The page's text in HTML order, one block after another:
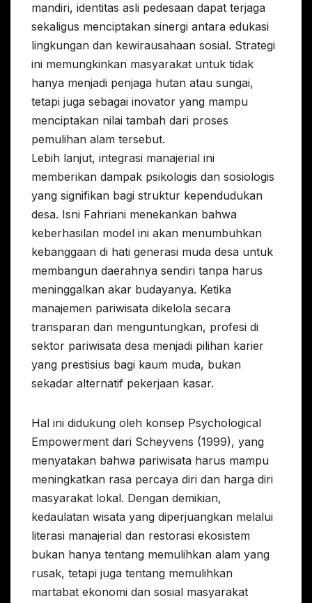
mandiri, identitas asli pedesaan dapat terjaga
sekaligus menciptakan sinergi antara edukasi
lingkungan dan kewirausahaan sosial. Strategi
ini memungkinkan masyarakat untuk tidak
hanya menjadi penjaga hutan atau sungai,
tetapi juga sebagai inovator yang mampu
menciptakan nilai tambah dari proses
pemulihan alam tersebut.
Lebih lanjut, integrasi manajerial ini
memberikan dampak psikologis dan sosiologis
yang signifikan bagi struktur kependudukan
desa. Isni Fahriani menekankan bahwa
keberhasilan model ini akan menumbuhkan
kebanggaan di hati generasi muda desa untuk
membangun daerahnya sendiri tanpa harus
meninggalkan akar budayanya. Ketika
manajemen pariwisata dikelola secara
transparan dan menguntungkan, profesi di
sektor pariwisata desa menjadi pilihan karier
yang prestisius bagi kaum muda, bukan
sekadar alternatif pekerjaan kasar.
Hal ini didukung oleh konsep Psychological
Empowerment dari Scheyvens (1999), yang
menyatakan bahwa pariwisata harus mampu
meningkatkan rasa percaya diri dan harga diri
masyarakat lokal. Dengan demikian,
kedaulatan wisata yang diperjuangkan melalui
literasi manajerial dan restorasi ekosistem
bukan hanya tentang memulihkan alam yang
rusak, tetapi juga tentang memulihkan
martabat ekonomi dan sosial masyarakat